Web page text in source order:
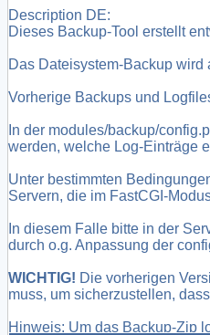
Description DE:
Dieses Backup-Tool erstellt
Das Dateisystem-Backup
Vorherige Backups und
In der modules/backup/
werden, welche Log-Einträge
Unter bestimmten
Servern, die im FastCGI-
In diesem Falle bitte in der
durch o.g. Anpassung der
WICHTIG! Die vorherigen
muss, um sicherzustellen,
Hinweis: Um das Backup-Zip